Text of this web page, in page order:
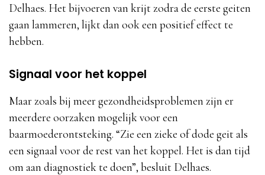
Delhaes. Het bijvoeren van krijt zodra de eerste geiten
gaan lammeren, lijkt dan ook een positief effect te
hebben.
Signaal voor het koppel
Maar zoals bij meer gezondheidsproblemen zijn er
meerdere oorzaken mogelijk voor een
baarmoederontsteking. “Zie een zieke of dode geit als
een signaal voor de rest van het koppel. Het is dan tijd
om aan diagnostiek te doen”, besluit Delhaes.